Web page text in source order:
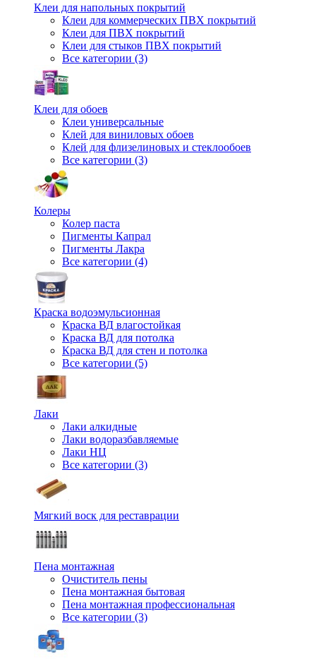
Клеи для напольных покрытий
Клеи для коммерческих ПВХ покрытий
Клеи для ПВХ покрытий
Клеи для стыков ПВХ покрытий
Все категории (3)
Клеи для обоев
Клеи универсальные
Клей для виниловых обоев
Клей для флизелиновых и стеклообоев
Все категории (3)
Колеры
Колер паста
Пигменты Капрал
Пигменты Лакра
Все категории (4)
Краска водоэмульсионная
Краска ВД влагостойкая
Краска ВД для потолка
Краска ВД для стен и потолка
Все категории (5)
Лаки
Лаки алкидные
Лаки водоразбавляемые
Лаки НЦ
Все категории (3)
Мягкий воск для реставрации
Пена монтажная
Очиститель пены
Пена монтажная бытовая
Пена монтажная профессиональная
Все категории (3)